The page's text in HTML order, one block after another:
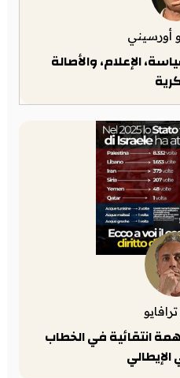
أورسيني
الإعلام، والأصالة
انتقائية في الخطاب